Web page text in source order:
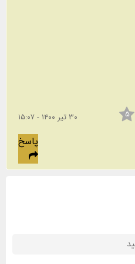
۵ ۳۰ تیر ۱۴۰۰ - ۱۵:۰۷
پاسخ